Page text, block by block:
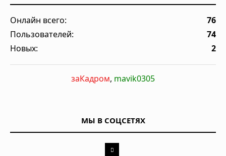
Онлайн всего:
76
Пользователей:
74
Новых:
2
заКадром, mavik0305
МЫ В СОЦСЕТЯХ